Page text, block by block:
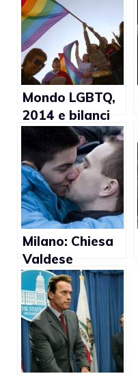
Mondo LGBTQ,
2014 e bilanci
Milano: Chiesa
Valdese
celebrerà
matrimonio gay